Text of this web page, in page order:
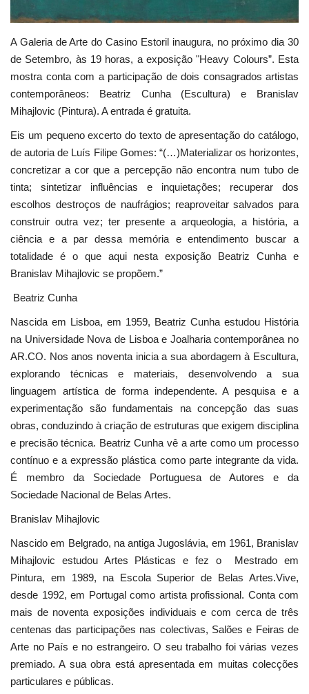
A Galeria de Arte do Casino Estoril inaugura, no próximo dia 30
de Setembro, às 19 horas, a exposição "Heavy Colours”. Esta
mostra conta com a participação de dois consagrados artistas
contemporâneos: Beatriz Cunha (Escultura) e Branislav
Mihajlovic (Pintura). A entrada é gratuita.
Eis um pequeno excerto do texto de apresentação do catálogo,
de autoria de Luís Filipe Gomes: “(…)Materializar os horizontes,
concretizar a cor que a percepção não encontra num tubo de
tinta; sintetizar influências e inquietações; recuperar dos
escolhos destroços de naufrágios; reaproveitar salvados para
construir outra vez; ter presente a arqueologia, a história, a
ciência e a par dessa memória e entendimento buscar a
totalidade é o que aqui nesta exposição Beatriz Cunha e
Branislav Mihajlovic se propõem.”
Beatriz Cunha
Nascida em Lisboa, em 1959, Beatriz Cunha estudou História
na Universidade Nova de Lisboa e Joalharia contemporânea no
AR.CO. Nos anos noventa inicia a sua abordagem à Escultura,
explorando técnicas e materiais, desenvolvendo a sua
linguagem artística de forma independente. A pesquisa e a
experimentação são fundamentais na concepção das suas
obras, conduzindo à criação de estruturas que exigem disciplina
e precisão técnica. Beatriz Cunha vê a arte como um processo
contínuo e a expressão plástica como parte integrante da vida.
É membro da Sociedade Portuguesa de Autores e da
Sociedade Nacional de Belas Artes.
Branislav Mihajlovic
Nascido em Belgrado, na antiga Jugoslávia, em 1961, Branislav
Mihajlovic estudou Artes Plásticas e fez o Mestrado em
Pintura, em 1989, na Escola Superior de Belas Artes.Vive,
desde 1992, em Portugal como artista profissional. Conta com
mais de noventa exposições individuais e com cerca de três
centenas das participações nas colectivas, Salões e Feiras de
Arte no País e no estrangeiro. O seu trabalho foi várias vezes
premiado. A sua obra está apresentada em muitas colecções
particulares e públicas.